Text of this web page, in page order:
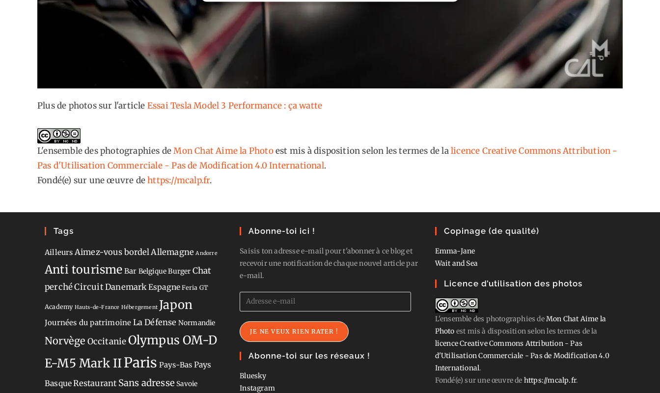
Plus de photos sur l'article Essai Tesla Model 3 Performance : ça watte
L'ensemble des photographies deMon Chat Aime la Photoest mis à disposition selon les termes de lalicence Creative Commons Attribution -
Pas d'Utilisation Commerciale - Pas de Modification 4.0 International.
Fondé(e) sur une œuvre dehttps://mcalp.fr.
Tags
Ailleurs Aimez-vous bordel Allemagne Andorre
Anti tourisme Bar BelgiqueBurger Chat
perchéCircuitDanemark Espagne Feria GT
Academy Hauts-de-France Hébergement Japon
Journées du patrimoine La Défense Normandie
Norvège OccitanieOlympus OM-D
E-M5 Mark IIParis Pays-Bas Pays
BasqueRestaurant Sans adresse Savoie
Abonne-toi ici !
Saisis ton adresse e-mail pour t'abonner à ce blog et
recevoir une notification de chaque nouvel article par
e-mail.
Adresse
e-
mail
JE NE VEUX RIEN RATER !
Abonne-toi sur les réseaux !
Bluesky
Instagram
Copinage (de qualité)
Emma-Jane
Wait and Sea
Licence d’utilisation des photos
L'ensemble des photographiesdeMon Chat Aime la
Photo est mis à disposition selon les termes de la
licence Creative Commons Attribution - Pas
d'Utilisation Commerciale - Pas de Modification 4.0
International.
Fondé(e) sur une œuvre de https://mcalp.fr.